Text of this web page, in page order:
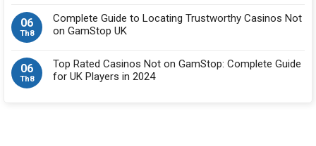
06
Th8
Complete Guide to Locating Trustworthy Casinos Not
on GamStop UK
06
Th8
Top Rated Casinos Not on GamStop: Complete Guide
for UK Players in 2024